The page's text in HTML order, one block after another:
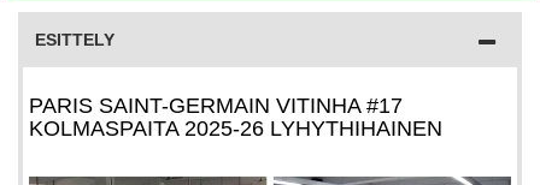
ESITTELY
PARIS SAINT-GERMAIN VITINHA #17
KOLMASPAITA 2025-26 LYHYTHIHAINEN